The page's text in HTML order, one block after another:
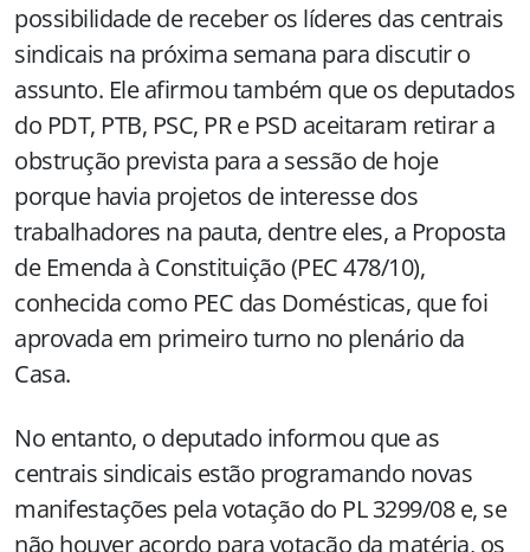
possibilidade de receber os líderes das centrais
sindicais na próxima semana para discutir o
assunto. Ele afirmou também que os deputados
do PDT, PTB, PSC, PR e PSD aceitaram retirar a
obstrução prevista para a sessão de hoje
porque havia projetos de interesse dos
trabalhadores na pauta, dentre eles, a Proposta
de Emenda à Constituição (PEC 478/10),
conhecida como PEC das Domésticas, que foi
aprovada em primeiro turno no plenário da
Casa.
No entanto, o deputado informou que as
centrais sindicais estão programando novas
manifestações pela votação do PL 3299/08 e, se
não houver acordo para votação da matéria, os